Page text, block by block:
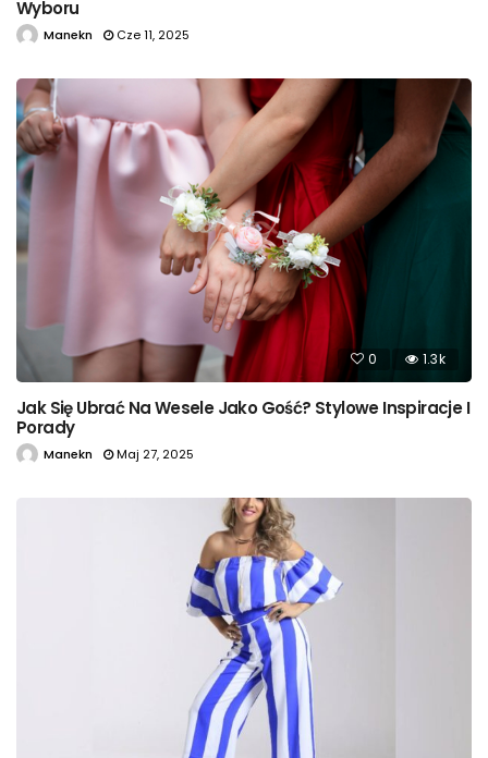
Wyboru
Manekn Cze 11, 2025
0 1.3k
Jak Się Ubrać Na Wesele Jako Gość? Stylowe Inspiracje I
Porady
Manekn Maj 27, 2025